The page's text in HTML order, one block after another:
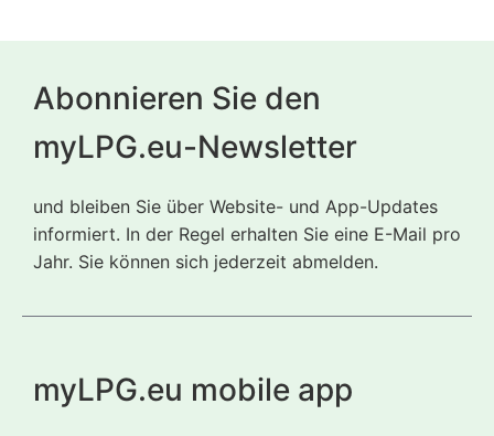
Abonnieren Sie den
myLPG.eu-Newsletter
und bleiben Sie über Website- und App-Updates
informiert. In der Regel erhalten Sie eine E-Mail pro
Jahr. Sie können sich jederzeit abmelden.
myLPG.eu mobile app